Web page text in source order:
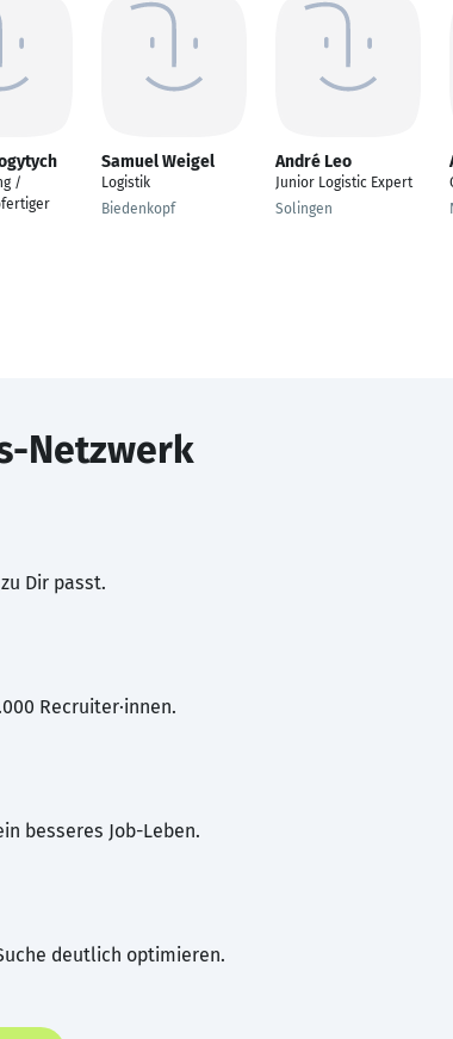
/
Samuel Weigel
Logistik
Biedenkopf
André Leo
Junior Logistic Expert
Solingen
Netzwerk
Dir passt.
Recruiter·innen.
besseres Job-Leben.
deutlich optimieren.